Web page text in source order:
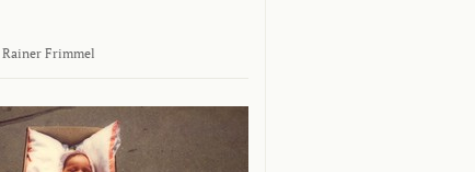
Rainer Frimmel